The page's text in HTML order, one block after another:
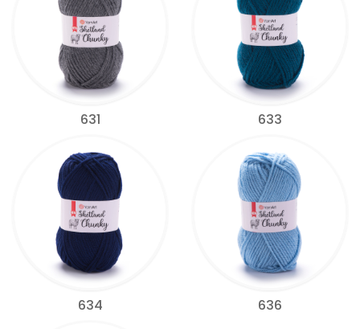
631 633
634 636